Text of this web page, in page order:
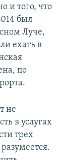
и того, что
был
Луче,
ехать в
по
не
в услугах
трех